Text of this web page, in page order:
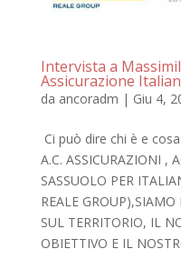
Intervista a
Assicurazione
da ancoradm | Giu 4,
Ci può dire chi è e
A.C. ASSICURAZIONI ,
SASSUOLO PER
REALE
SUL TERRITORIO, IL
OBIETTIVO E IL